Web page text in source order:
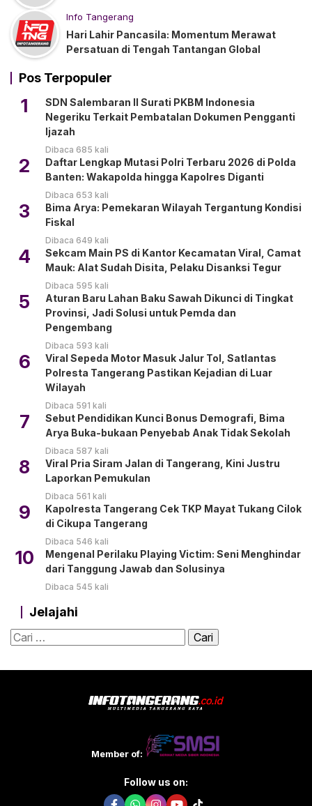
Info Tangerang
Hari Lahir Pancasila: Momentum Merawat
Persatuan di Tengah Tantangan Global
Pos Terpopuler
1
SDN Salembaran II Surati PKBM Indonesia
Negeriku Terkait Pembatalan Dokumen Pengganti
Ijazah
Dibaca 685 kali
2
Daftar Lengkap Mutasi Polri Terbaru 2026 di Polda
Banten: Wakapolda hingga Kapolres Diganti
Dibaca 653 kali
3
Bima Arya: Pemekaran Wilayah Tergantung Kondisi
Fiskal
Dibaca 649 kali
4
Sekcam Main PS di Kantor Kecamatan Viral, Camat
Mauk: Alat Sudah Disita, Pelaku Disanksi Tegur
Dibaca 595 kali
5
Aturan Baru Lahan Baku Sawah Dikunci di Tingkat
Provinsi, Jadi Solusi untuk Pemda dan
Pengembang
Dibaca 593 kali
6
Viral Sepeda Motor Masuk Jalur Tol, Satlantas
Polresta Tangerang Pastikan Kejadian di Luar
Wilayah
Dibaca 591 kali
7
Sebut Pendidikan Kunci Bonus Demografi, Bima
Arya Buka-bukaan Penyebab Anak Tidak Sekolah
Dibaca 587 kali
8
Viral Pria Siram Jalan di Tangerang, Kini Justru
Laporkan Pemukulan
Dibaca 561 kali
9
Kapolresta Tangerang Cek TKP Mayat Tukang Cilok
di Cikupa Tangerang
Dibaca 546 kali
10
Mengenal Perilaku Playing Victim: Seni Menghindar
dari Tanggung Jawab dan Solusinya
Dibaca 545 kali
Jelajahi
Cari
Member of:
Follow us on: